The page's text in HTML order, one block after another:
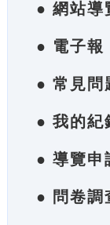
● 網站導
● 電子報
● 常見問
● 我的紀
● 導覽申
● 問卷調